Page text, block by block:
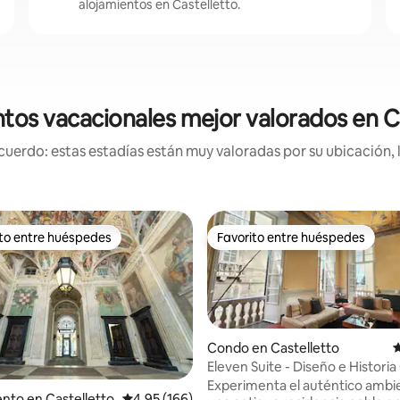
alojamientos en Castelletto.
vacacionales mejor valorados en
estas estadías están muy valoradas por su
huéspedes preferido
entre huéspedes Favorito entre huéspedes
Favorito entre huéspedes
Condo en Castelletto
Eleven Suite - Diseño e
Histórico
Experimenta el auténtico